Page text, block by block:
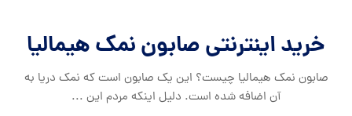
خرید اینترنتی صابون نمک هیمالیا
صابون نمک هیمالیا چیست؟ این یک صابون است که نمک دریا به
آن اضافه شده است. دلیل اینکه مردم این ...